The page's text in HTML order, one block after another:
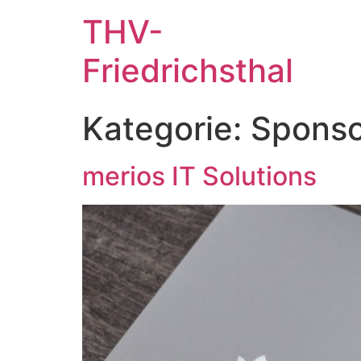
THV-
Friedrichsthal
Kategorie:
merios IT Solutions